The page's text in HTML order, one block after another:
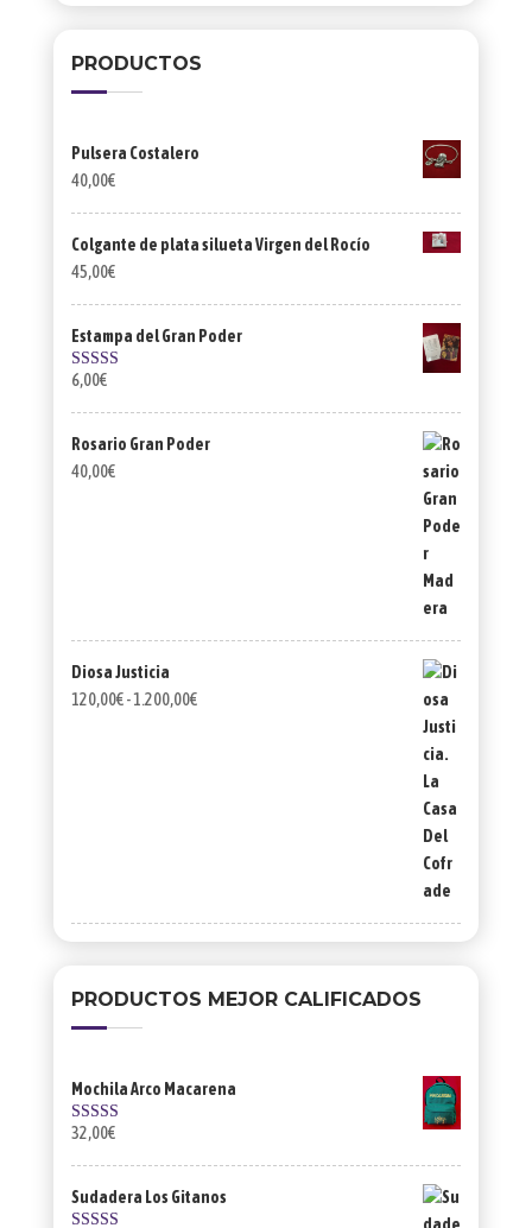
PRODUCTOS
Pulsera Costalero
40,00€
Colgante de plata silueta Virgen del Rocío
45,00€
Estampa del Gran Poder
Valorado
de 5
6,00€
Rosario Gran Poder
40,00€
Diosa Justicia
120,00€ -1.200,00€Rango
PRODUCTOS MEJOR CALIFICADOS
Mochila Arco Macarena
Valorado con
32,00€
Sudadera Los Gitanos